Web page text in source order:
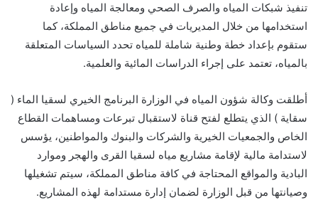
تنفيذ شبكات المياه والصرف الصحي ومعالجة المياه وإعادة
استخدامها من خلال المديريات في جميع مناطق المملكة، كما
ستقوم بإعداد خطة وطنية شاملة للمياه تحدد السياسات المتعلقة
بالمياه، تعتمد على إجراء الدراسات المائية والعلمية.
أطلقت وكالة شؤون المياه في الوزارة البرنامج الخيري لسقيا الماء (
سقاية ) الذي يتطلع لفتح قناة لاستقبال تبرعات ومساهمات القطاع
الخاص والجمعيات الخيرية والشركات والبنوك والمواطنين، يؤسس
لاستدامة مالية لإقامة مشاريع مياه لسقيا القرى والهجر وموارد
البادية والمواقع المحتاجة في كافة مناطق المملكة، سيتم تشغيلها
وصيانتها من قبل الوزارة لضمان إدارة مستدامة لهذه المشاريع.